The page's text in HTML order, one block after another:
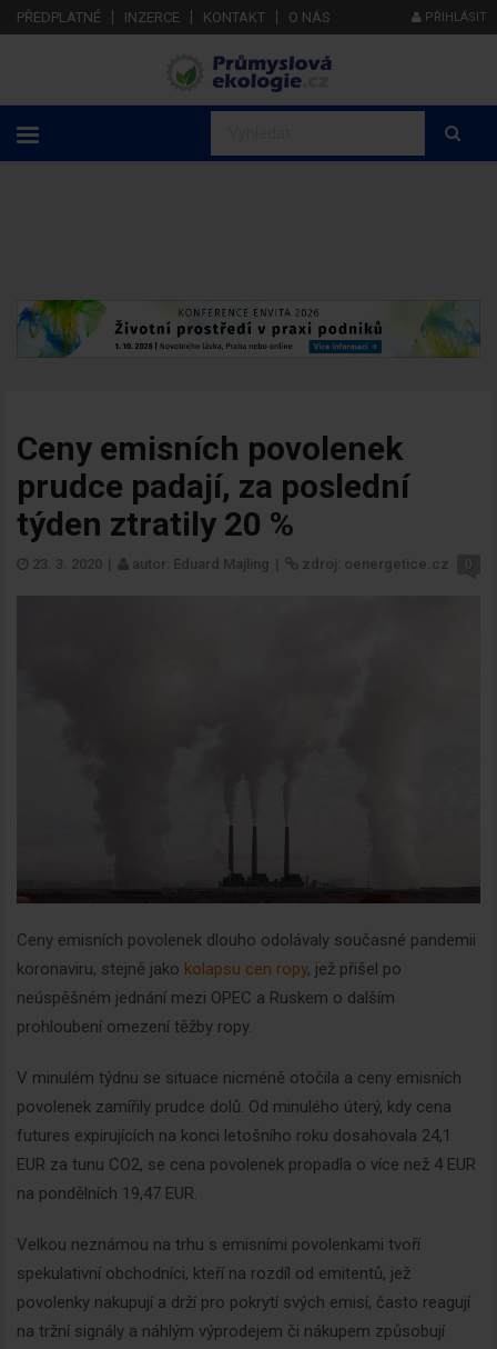
PŘEDPLATNÉ INZERCE KONTAKT O NÁS PŘIHLÁSIT
Ceny emisních povolenek
prudce padají, za poslední
týden ztratily 20 %
23. 3. 2020 | autor: Eduard Majling | zdroj: oenergetice.cz 0
Ceny emisních povolenek dlouho odolávaly současné pandemii
koronaviru, stejně jako kolapsu cen ropy, jež přišel po
neúspěšném jednání mezi OPEC a Ruskem o dalším
prohloubení omezení těžby ropy.
V minulém týdnu se situace nicméně otočila a ceny emisních
povolenek zamířily prudce dolů. Od minulého úterý, kdy cena
futures expirujících na konci letošního roku dosahovala 24,1
EUR za tunu CO2, se cena povolenek propadla o více než 4 EUR
na pondělních 19,47 EUR.
Velkou neznámou na trhu s emisními povolenkami tvoří
spekulativní obchodníci, kteří na rozdíl od emitentů, jež
povolenky nakupují a drží pro pokrytí svých emisí, často reagují
na tržní signály a náhlým výprodejem či nákupem způsobují